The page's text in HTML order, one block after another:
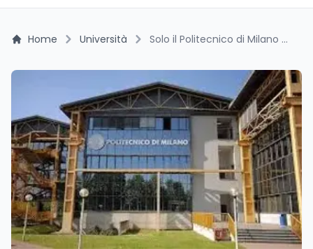
Home Università Solo il Politecnico di Milano entra nella top 100 mondiale del QS 2026 tra le Università italiane